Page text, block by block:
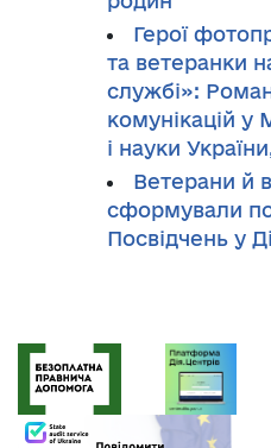
Герої
та ветеранки
службі»:
комунікацій у
і науки
Ветерани й
сформували
Посвідчень у